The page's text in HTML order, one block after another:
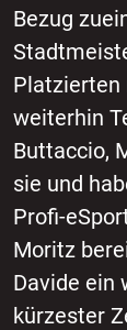
Bezug
Platzierten
weiterhin
Buttaccio,
sie und
Profi-
Moritz
Davide ein
kürzester